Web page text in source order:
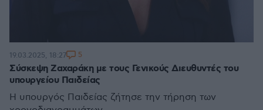
Σύσκεψη Ζαχαράκη με τους Γενικούς Διευθυντές του
υπουργείου Παιδείας
Η υπουργός Παιδείας ζήτησε την τήρηση των
19.03.2025, 18:27 5